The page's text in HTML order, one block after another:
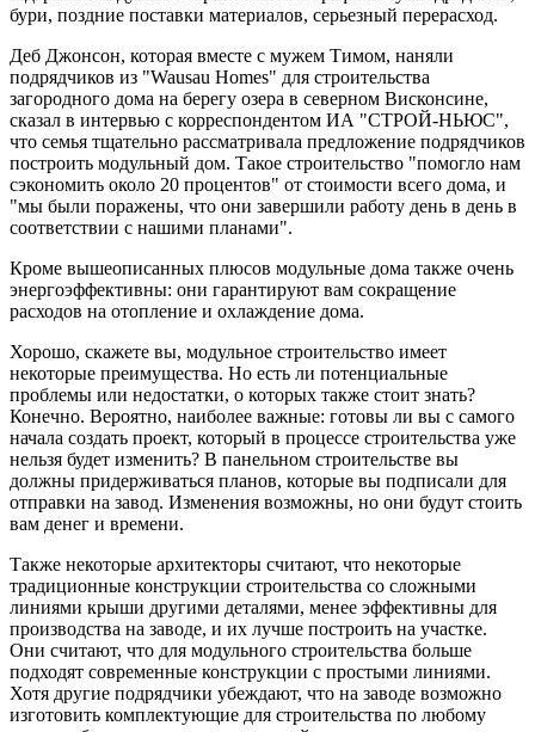
бури, поздние поставки материалов, серьезный перерасход.
Деб Джонсон, которая вместе с мужем Тимом, наняли
подрядчиков из "Wausau Homes" для строительства
загородного дома на берегу озера в северном Висконсине,
сказал в интервью с корреспондентом ИА "СТРОЙ-НЬЮС",
что семья тщательно рассматривала предложение подрядчиков
построить модульный дом. Такое строительство "помогло нам
сэкономить около 20 процентов" от стоимости всего дома, и
"мы были поражены, что они завершили работу день в день в
соответствии с нашими планами".
Кроме вышеописанных плюсов модульные дома также очень
энергоэффективны: они гарантируют вам сокращение
расходов на отопление и охлаждение дома.
Хорошо, скажете вы, модульное строительство имеет
некоторые преимущества. Но есть ли потенциальные
проблемы или недостатки, о которых также стоит знать?
Конечно. Вероятно, наиболее важные: готовы ли вы с самого
начала создать проект, который в процессе строительства уже
нельзя будет изменить? В панельном строительстве вы
должны придерживаться планов, которые вы подписали для
отправки на завод. Изменения возможны, но они будут стоить
вам денег и времени.
Также некоторые архитекторы считают, что некоторые
традиционные конструкции строительства со сложными
линиями крыши другими деталями, менее эффективны для
производства на заводе, и их лучше построить на участке.
Они считают, что для модульного строительства больше
подходят современные конструкции с простыми линиями.
Хотя другие подрядчики убеждают, что на заводе возможно
изготовить комплектующие для строительства по любому